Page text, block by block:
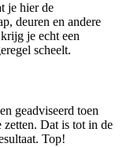
je hier de
deuren en andere
je echt een
scheelt.
geadviseerd toen
Dat is tot in de
Top!